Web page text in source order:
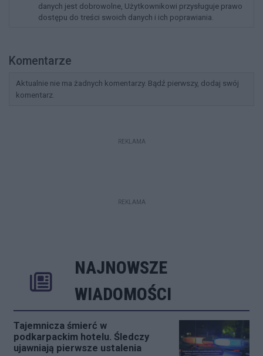
danych jest dobrowolne, Użytkownikowi przysługuje prawo
dostępu do treści swoich danych i ich poprawiania.
Komentarze
Aktualnie nie ma żadnych komentarzy. Bądź pierwszy, dodaj swój
komentarz.
REKLAMA
REKLAMA
NAJNOWSZE
WIADOMOŚCI
Tajemnicza śmierć w
podkarpackim hotelu. Śledczy
ujawniają pierwsze ustalenia